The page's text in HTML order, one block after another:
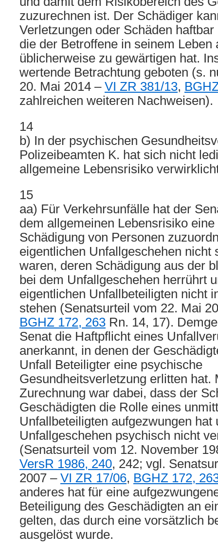
zuzurechnen ist. Der Schädiger
Verletzungen oder Schäden
die der Betroffene in seinem Leben
üblicherweise zu gewärtigen hat.
wertende Betrachtung geboten (s.
20. Mai 2014 – VI ZR 381/13,
zahlreichen weiteren Nachweisen).
14
b) In der psychischen
Polizeibeamten K. hat sich nicht
allgemeine Lebensrisiko
15
aa) Für Verkehrsunfälle hat der
dem allgemeinen Lebensrisiko
Schädigung von Personen
eigentlichen Unfallgeschehen nicht
waren, deren Schädigung aus der
bei dem Unfallgeschehen herrührt
eigentlichen Unfallbeteiligten nicht
stehen (Senatsurteil vom 22. Mai
BGHZ 172, 263 Rn. 14, 17).
Senat die Haftpflicht eines
anerkannt, in denen der
Unfall Beteiligter eine psychische
Gesundheitsverletzung erlitten hat.
Zurechnung war dabei, dass der
Geschädigten die Rolle eines
Unfallbeteiligten aufgezwungen hat
Unfallgeschehen psychisch nicht
(Senatsurteil vom 12. November
VersR 1986, 240, 242; vgl.
2007 – VI ZR 17/06, BGHZ 172,
anderes hat für eine
Beteiligung des Geschädigten an
gelten, das durch eine vorsätzlich
ausgelöst wurde.